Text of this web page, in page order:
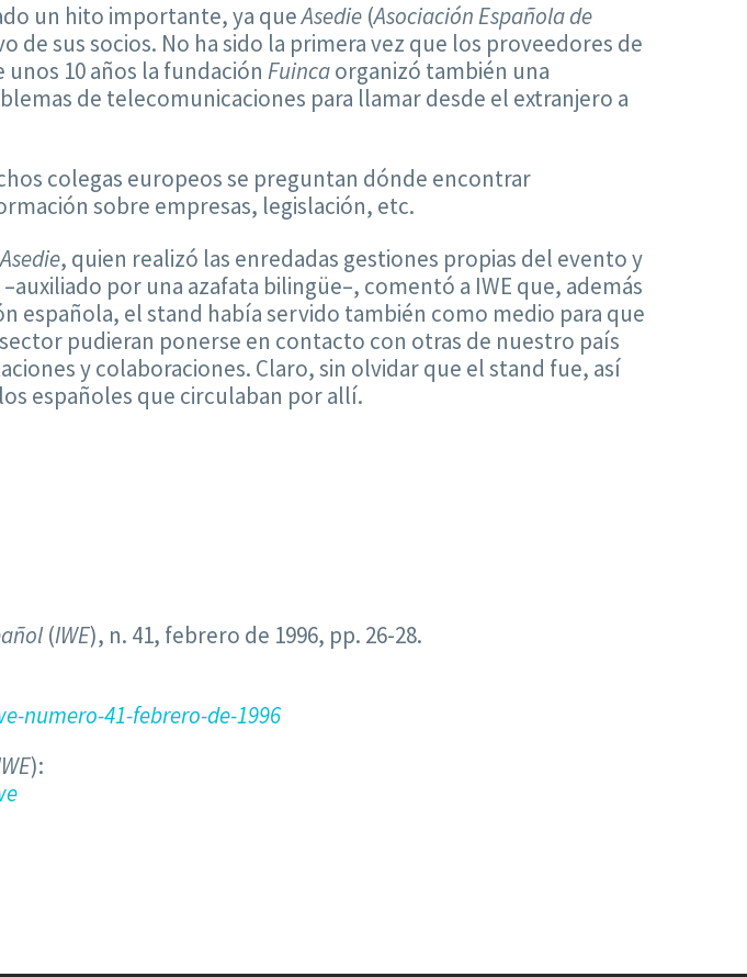
un hito importante, ya queAsedie (Asociación Española de
de sus socios. No ha sido la primera vez que los proveedores de
10 años la fundación Fuincaorganizó también una
de telecomunicaciones para llamar desde el extranjero a
colegas europeos se preguntan dónde encontrar
sobre empresas, legislación, etc.
Asedie, quien realizó las enredadas gestiones propias del evento y
por una azafata bilingüe–, comentó a IWE que, además
española, el stand había servido también como medio para que
pudieran ponerse en contacto con otras de nuestro país
y colaboraciones. Claro, sin olvidar que el stand fue, así
españoles que circulaban por allí.
(IWE), n. 41, febrero de 1996, pp. 26-28.
numero-41-febrero-de-1996
):